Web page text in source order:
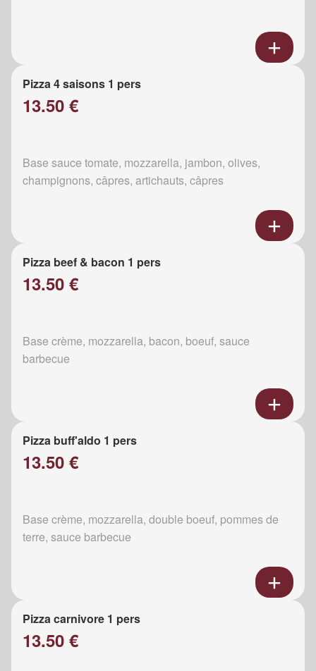
Pizza 4 saisons 1 pers
13.50 €
Base sauce tomate, mozzarella, jambon, olives,
champignons, câpres, artichauts, câpres
Pizza beef & bacon 1 pers
13.50 €
Base crème, mozzarella, bacon, boeuf, sauce
barbecue
Pizza buff'aldo 1 pers
13.50 €
Base crème, mozzarella, double boeuf, pommes de
terre, sauce barbecue
Pizza carnivore 1 pers
13.50 €